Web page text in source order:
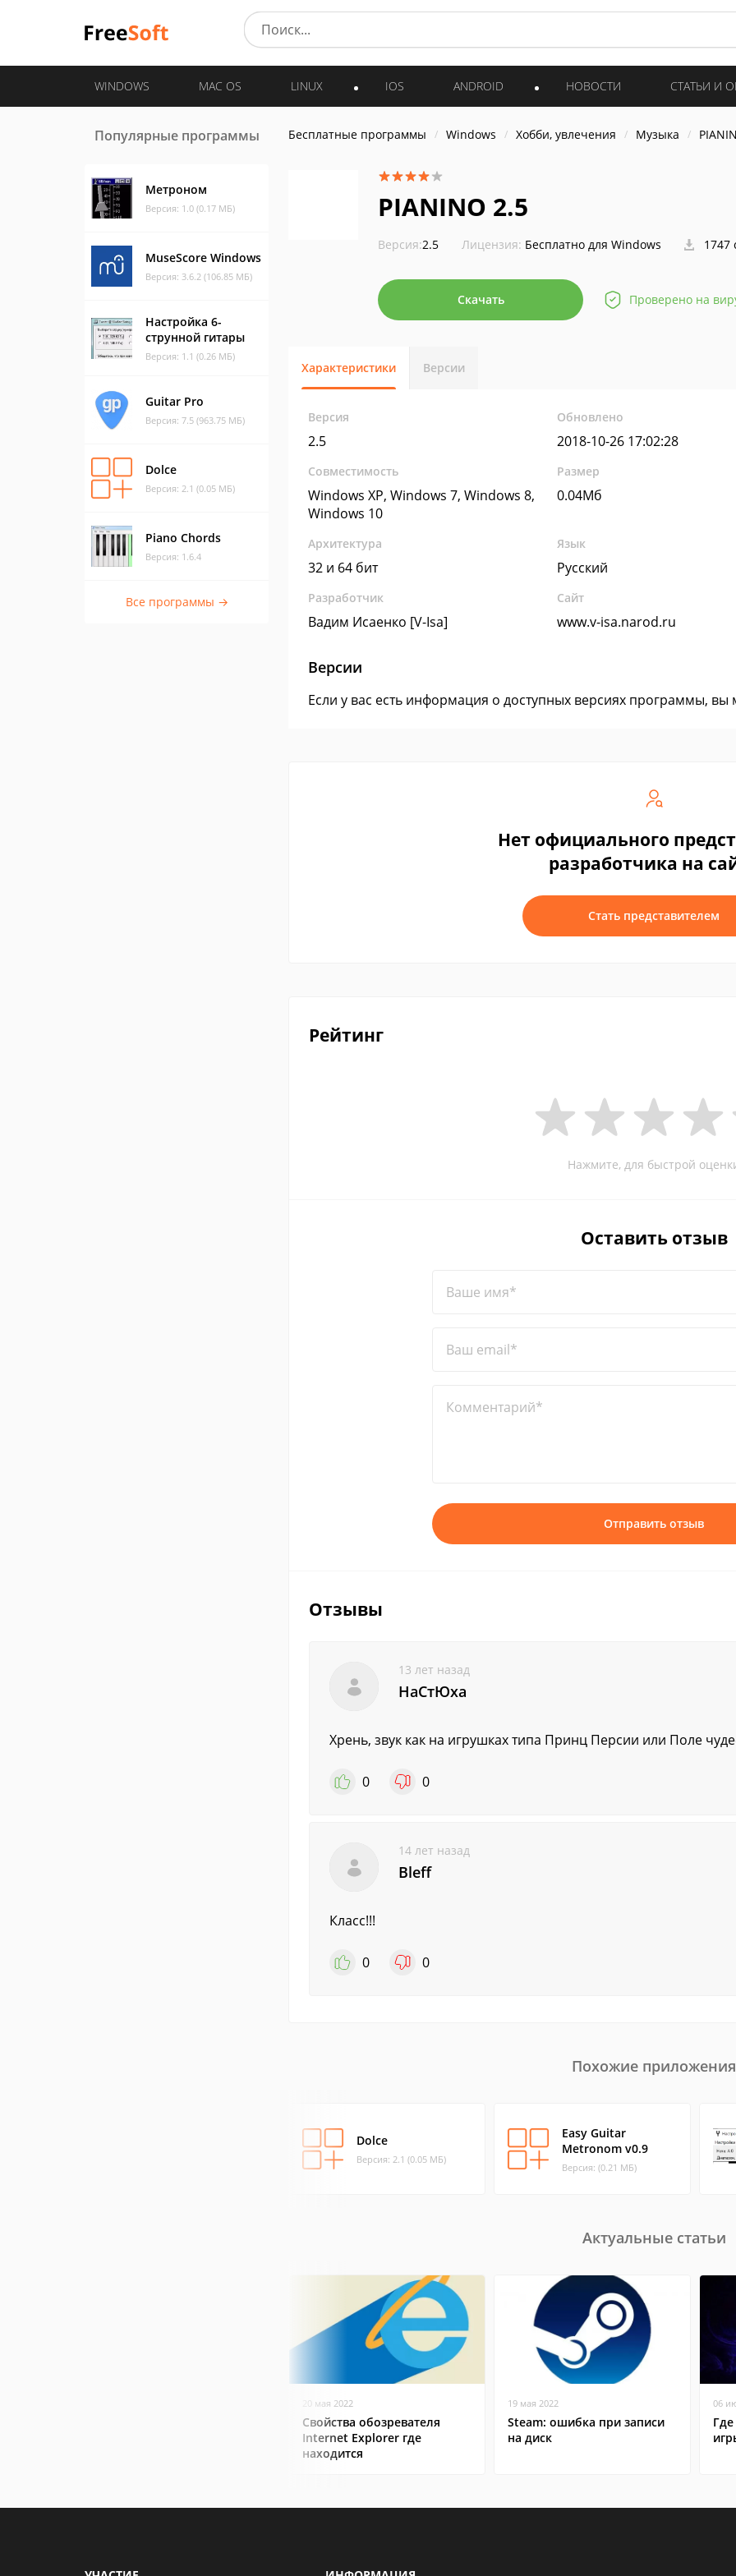
WINDOWS MAC OS LINUX IOS ANDROID НОВОСТИ СТАТЬИ И
Популярные программы
Метроном
Версия: 1.0 (0.17 МБ)
MuseScore Windows
Версия: 3.6.2 (106.85 МБ)
Настройка 6-
струнной гитары
Версия: 1.1 (0.26 МБ)
Guitar Pro
Версия: 7.5 (963.75 МБ)
Dolce
Версия: 2.1 (0.05 МБ)
Piano Chords
Версия: 1.6.4
Все программы →
Бесплатные программы Windows Хобби, увлечения Музыка
PIANINO 2.5
Версия:2.5 Лицензия: Бесплатно для Windows 1747
Скачать Проверено на
Характеристики Версии
Версия
2.5
Обновлено
2018-10-26 17:02:28
Совместимость
Windows XP, Windows 7, Windows 8,
Windows 10
Размер
0.04Мб
Архитектура
32 и 64 бит
Язык
Русский
Разработчик
Вадим Исаенко [V-Isa]
Сайт
www.v-isa.narod.ru
Версии
Если у вас есть информация о доступных версиях программы,
Нет официального
разработчика на
Стать представителем
Рейтинг
Нажмите, для быстрой
Оставить отзыв
Ваше имя*
Ваш email*
Комментарий*
Отправить отзыв
Отзывы
13 лет назад
НаСтЮха
Хрень, звук как на игрушках типа Принц Персии или Поле
0 0
14 лет назад
Bleff
Класс!!!
0 0
Похожие приложения
Dolce
Версия: 2.1 (0.05 МБ)
Easy Guitar
Metronom v0.9
Версия: (0.21 МБ)
Актуальные статьи
20 мая 2022
Свойства обозревателя
Internet Explorer где
находится
19 мая 2022
Steam: ошибка при записи
на диск
06